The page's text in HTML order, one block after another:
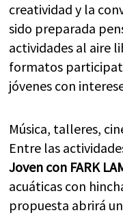
creatividad y la
sido preparada
actividades al aire
formatos
jóvenes con
Música, talleres,
Entre las
Joven con FARK
acuáticas con
propuesta abrirá